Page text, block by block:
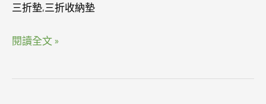
三折墊,三折收納墊
二
閱讀全文 »